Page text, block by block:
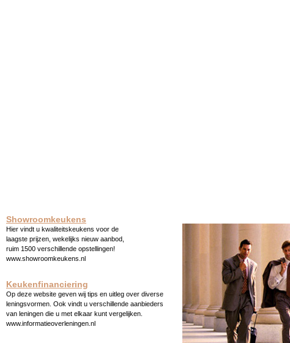
Showroomkeukens
Hier vindt u kwaliteitskeukens voor de
laagste prijzen, wekelijks nieuw aanbod,
ruim 1500 verschillende opstellingen!
www.showroomkeukens.nl
Keukenfinanciering
Op deze website geven wij tips en uitleg over diverse
leningsvormen. Ook vindt u verschillende aanbieders
van leningen die u met elkaar kunt vergelijken.
www.informatieoverleningen.nl